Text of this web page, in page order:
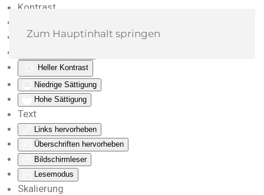
Kontrast
Monochrom
Heller Kontrast
Niedrige Sättigung
Hohe Sättigung
Text
Links hervorheben
Überschriften hervorheben
Bildschirmleser
Lesemodus
Skalierung
Zum Hauptinhalt springen